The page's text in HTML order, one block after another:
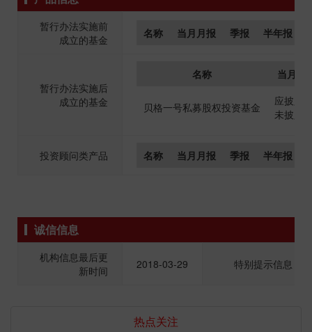
暂行办法实施前
成立的基金
名称 当月月报 季报 半年报
暂行办法实施后
成立的基金
名称 当月月
贝格一号私募股权投资基金
应披露0
未披露0
投资顾问类产品 名称 当月月报 季报 半年报
诚信信息
机构信息最后更
新时间
2018-03-29 特别提示信息
热点关注